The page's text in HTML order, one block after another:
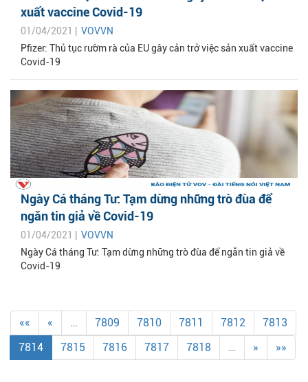
xuất vaccine Covid-19
01/04/2021 | VOVVN
Pfizer: Thủ tục rườm rà của EU gây cản trở việc sản xuất vaccine
Covid-19
Ngày Cá tháng Tư: Tạm dừng những trò đùa để
ngăn tin giả về Covid-19
01/04/2021 | VOVVN
Ngày Cá tháng Tư: Tạm dừng những trò đùa để ngăn tin giả về
Covid-19
«« « … 7809 7810 7811 7812
7813
7814
7815 7816 7817 7818 … » »»